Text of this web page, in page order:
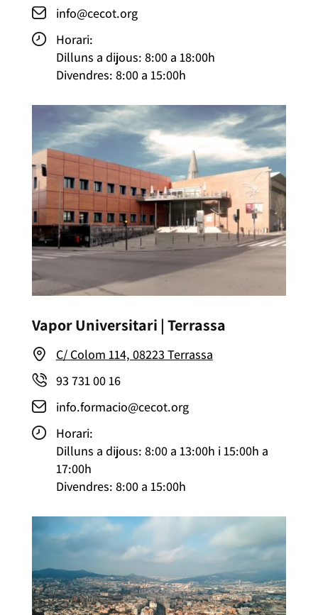
info@cecot.org
Horari:
Dilluns a dijous: 8:00 a 18:00h
Divendres: 8:00 a 15:00h
Vapor Universitari | Terrassa
C/ Colom 114, 08223 Terrassa
93 731 00 16
info.formacio@cecot.org
Horari:
Dilluns a dijous: 8:00 a 13:00h i 15:00h a
17:00h
Divendres: 8:00 a 15:00h